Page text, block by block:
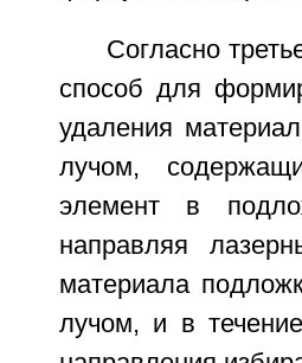
Согласно
способ для
удаления
лучом,
элемент в
направляя
материала
лучом, и в